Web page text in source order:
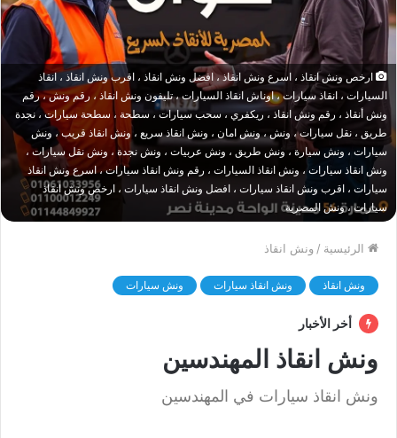
ارخص ونش انقاذ ، اسرع ونش انقاذ ، افضل ونش انقاذ ، اقرب ونش انقاذ ، انقاذ
السيارات ، انقاذ سيارات ، اوناش انقاذ السيارات ، تليفون ونش انقاذ ، رقم ونش ، رقم
ونش أنقاذ ، رقم ونش انقاذ ، ريكفري ، سحب سيارات ، سطحة ، سطحة سيارات ، نجدة
طريق ، نقل سيارات ، ونش ، ونش امان ، ونش انقاذ سريع ، ونش انقاذ قريب ، ونش
سيارات ، ونش سيارة ، ونش طريق ، ونش عربيات ، ونش نجدة ، ونش نقل سيارات ،
ونش انقاذ سيارات ، ونش انقاذ السيارات ، رقم ونش انقاذ سيارات ، اسرع ونش انقاذ
سيارات ، اقرب ونش انقاذ سيارات ، افضل ونش انقاذ سيارات ، ارخص ونش انقاذ
سيارات ، ونش المصرية
الرئيسية / ونش انقاذ
ونش انقاذ ونش انقاذ سيارات ونش سيارات
أخر الأخبار
ونش انقاذ المهندسين
ونش انقاذ سيارات في المهندسين